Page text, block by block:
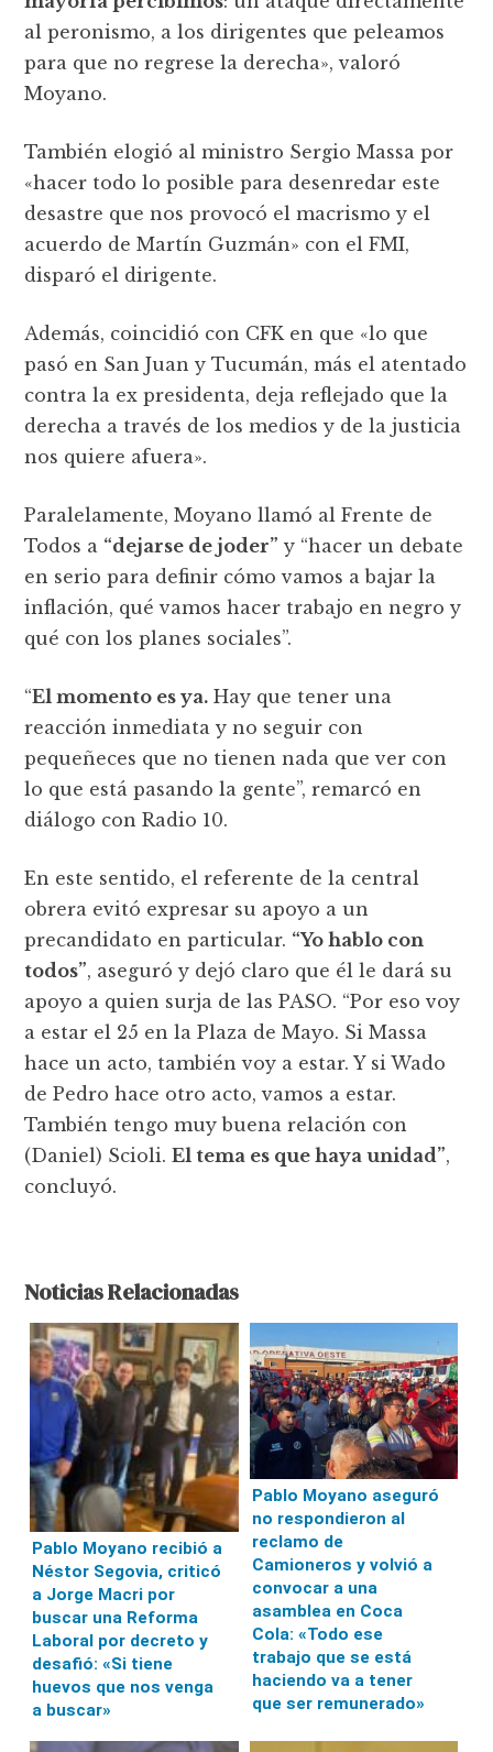
al peronismo, a los dirigentes que peleamos
para que no regrese la derecha», valoró
Moyano.
También elogió al ministro Sergio Massa por
«hacer todo lo posible para desenredar este
desastre que nos provocó el macrismo y el
acuerdo de Martín Guzmán» con el FMI,
disparó el dirigente.
Además, coincidió con CFK en que «lo que
pasó en San Juan y Tucumán, más el atentado
contra la ex presidenta, deja reflejado que la
derecha a través de los medios y de la justicia
nos quiere afuera».
Paralelamente, Moyano llamó al Frente de
Todos a “dejarse de joder” y “hacer un debate
en serio para definir cómo vamos a bajar la
inflación, qué vamos hacer trabajo en negro y
qué con los planes sociales”.
“El momento es ya. Hay que tener una
reacción inmediata y no seguir con
pequeñeces que no tienen nada que ver con
lo que está pasando la gente”, remarcó en
diálogo con Radio 10.
En este sentido, el referente de la central
obrera evitó expresar su apoyo a un
precandidato en particular. “Yo hablo con
todos”, aseguró y dejó claro que él le dará su
apoyo a quien surja de las PASO. “Por eso voy
a estar el 25 en la Plaza de Mayo. Si Massa
hace un acto, también voy a estar. Y si Wado
de Pedro hace otro acto, vamos a estar.
También tengo muy buena relación con
(Daniel) Scioli.El tema es que haya unidad”,
concluyó.
Noticias Relacionadas
Pablo Moyano recibió a
Néstor Segovia, criticó
a Jorge Macri por
buscar una Reforma
Laboral por decreto y
desafió: «Si tiene
huevos que nos venga
a buscar»
Pablo Moyano aseguró
no respondieron al
reclamo de
Camioneros y volvió a
convocar a una
asamblea en Coca
Cola: «Todo ese
trabajo que se está
haciendo va a tener
que ser remunerado»